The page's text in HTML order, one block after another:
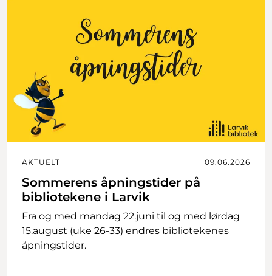
AKTUELT 09.06.2026
Sommerens åpningstider på
bibliotekene i Larvik
Fra og med mandag 22.juni til og med lørdag
15.august (uke 26-33) endres bibliotekenes
åpningstider.